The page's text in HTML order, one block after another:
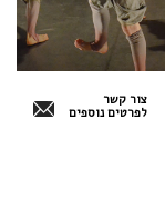
צור קשר
לפרטים נוספים